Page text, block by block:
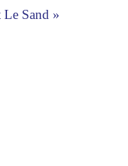
Le Sand »